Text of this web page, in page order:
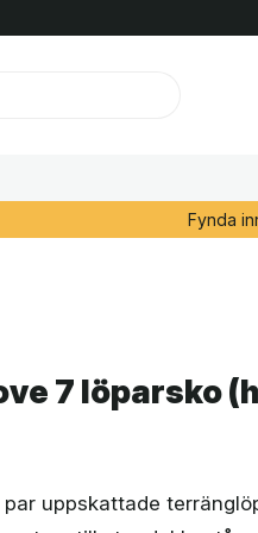
Fynda
7 löparsko
uppskattade